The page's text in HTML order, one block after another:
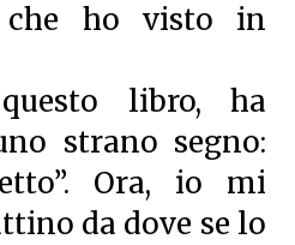
che ho visto in
libro, ha
strano segno:
Ora, io mi
da dove se lo